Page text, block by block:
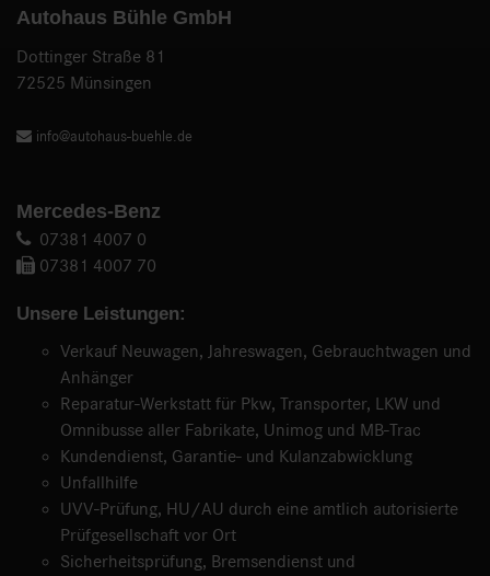
Autohaus Bühle GmbH
Dottinger Straße 81
72525 Münsingen
info@autohaus-buehle.de
Mercedes-Benz
07381 4007 0
07381 4007 70
Unsere Leistungen:
Verkauf Neuwagen, Jahreswagen, Gebrauchtwagen und
Anhänger
Reparatur-Werkstatt für Pkw, Transporter, LKW und
Omnibusse aller Fabrikate, Unimog und MB-Trac
Kundendienst, Garantie- und Kulanzabwicklung
Unfallhilfe
UVV-Prüfung, HU/AU durch eine amtlich autorisierte
Prüfgesellschaft vor Ort
Sicherheitsprüfung, Bremsendienst und